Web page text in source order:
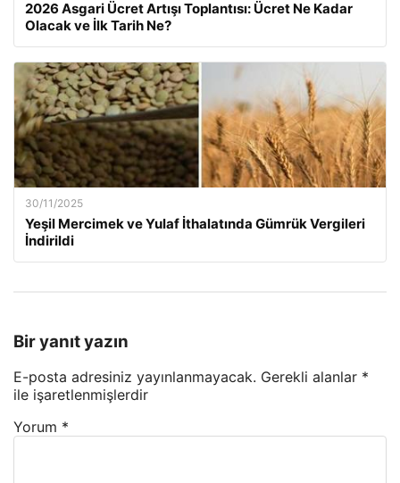
2026 Asgari Ücret Artışı Toplantısı: Ücret Ne Kadar
Olacak ve İlk Tarih Ne?
30/11/2025
Yeşil Mercimek ve Yulaf İthalatında Gümrük Vergileri
İndirildi
Bir yanıt yazın
E-posta adresiniz yayınlanmayacak. Gerekli alanlar *
ile işaretlenmişlerdir
Yorum *